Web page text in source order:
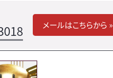
メールはこちらから »